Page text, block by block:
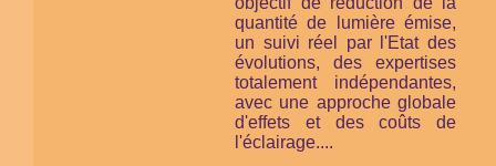
quantité de lumière émise,
un suivi réel par l'Etat des
évolutions, des expertises
totalement indépendantes,
avec une approche globale
d'effets et des coûts de
l'éclairage....